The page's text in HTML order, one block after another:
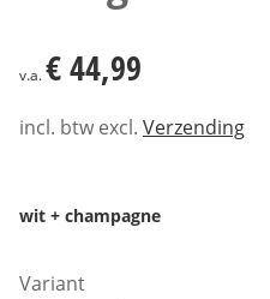
€ 44,99
v.a.€ 44,99
incl. btw excl. Verzending
wit + champagne
Variant